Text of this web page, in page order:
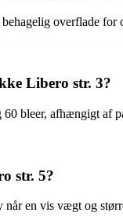
overflade
Libero str. 3?
bleer, afhængigt af
str. 5?
en vis vægt og